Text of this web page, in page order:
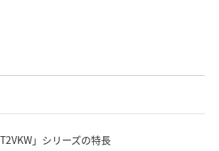
」シリーズの特長